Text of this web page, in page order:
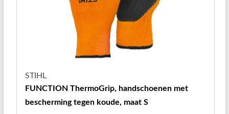
STIHL
FUNCTION ThermoGrip, handschoenen met
bescherming tegen koude, maat S